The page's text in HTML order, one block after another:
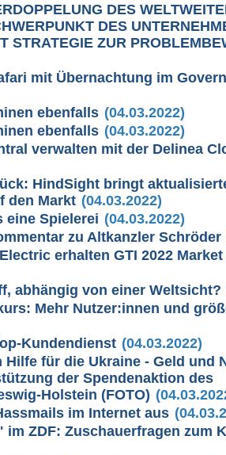
DES
DES
STRATEGIE ZUR
mit Übernachtung im
ebenfalls (04.03.2022)
ebenfalls (04.03.2022)
verwalten mit der Delinea
HindSight bringt
den Markt (04.03.2022)
eine Spielerei (04.03.2022)
zu Altkanzler Schröder
erhalten GTI 2022
abhängig von einer Weltsicht?
Mehr Nutzer:innen und
Kundendienst (04.03.2022)
für die Ukraine - Geld und
der Spendenaktion des
Holstein (FOTO)
im Internet aus
ZDF: Zuschauerfragen zum